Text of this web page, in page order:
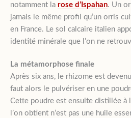
notamment la rose d’Ispahan. Un
jamais le même profil qu’un orris
en France. Le sol calcaire italien
identité minérale que l’on ne
La métamorphose finale
Après six ans, le rhizome est
faut alors le pulvériser en une
Cette poudre est ensuite distillée à
l’on obtient n’est pas une huile